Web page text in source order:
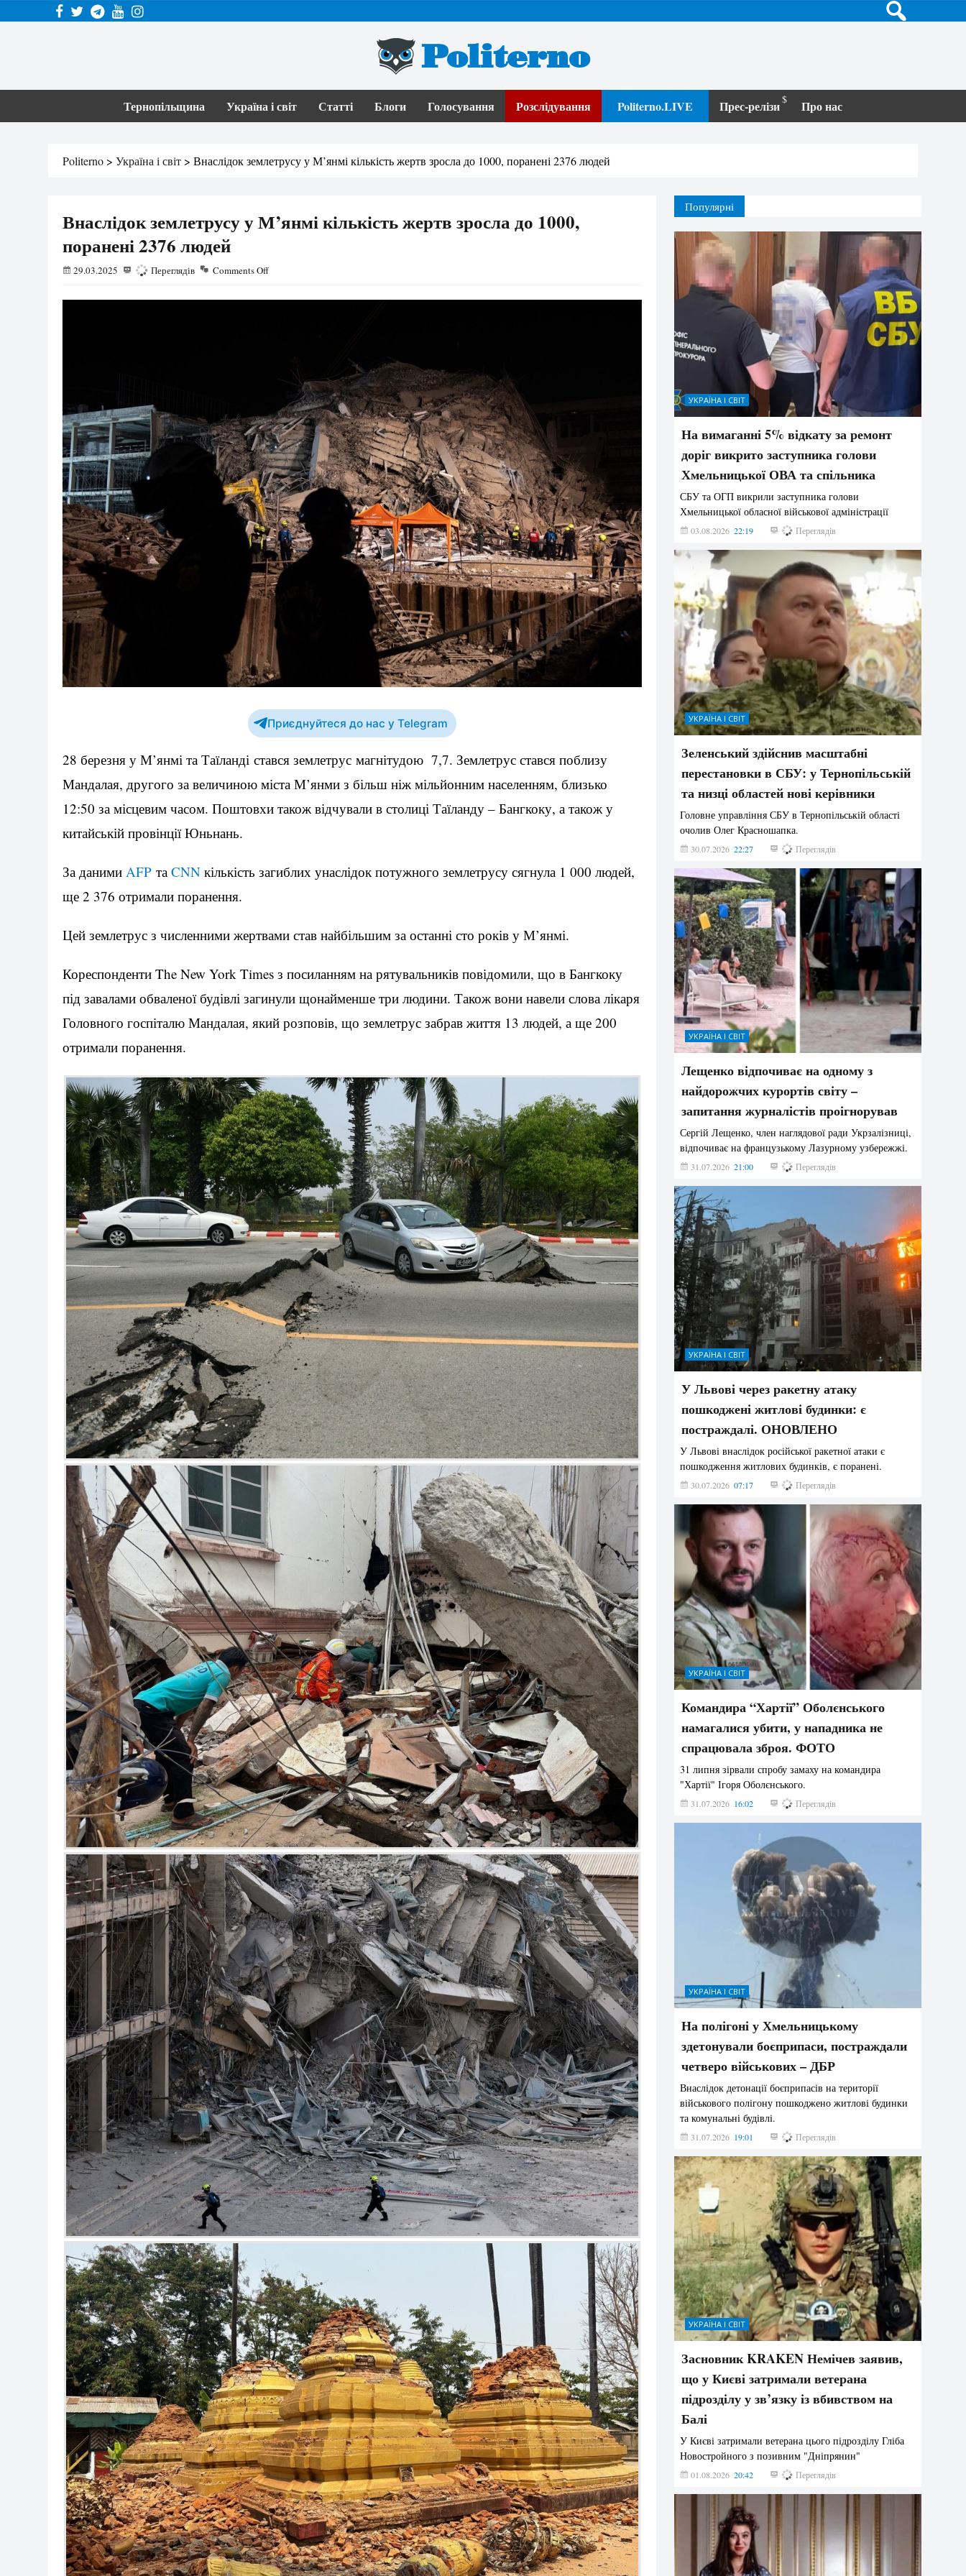
Politerno
Тернопільщина Україна і світ Статті Блоги Голосування Розслідування Politerno.LIVE Прес-релізи Про нас
Politerno > Україна і світ > Внаслідок землетрусу у М’янмі кількість жертв зросла до 1000, поранені 2376 людей
Внаслідок землетрусу у М’янмі кількість жертв зросла до 1000,
поранені 2376 людей
29.03.2025 865 Переглядів Comments Off
Приєднуйтеся до нас у Telegram
28 березня у М’янмі та Таїланді стався землетрус магнітудою 7,7. Землетрус стався поблизу
Мандалая, другого за величиною міста М’янми з більш ніж мільйонним населенням, близько
12:50 за місцевим часом. Поштовхи також відчували в столиці Таїланду – Бангкоку, а також у
китайській провінції Юньнань.
За даними AFP та CNN кількість загиблих унаслідок потужного землетрусу сягнула 1 000 людей,
ще 2 376 отримали поранення.
Цей землетрус з численними жертвами став найбільшим за останні сто років у М’янмі.
Кореспонденти The New York Times з посиланням на рятувальників повідомили, що в Бангкоку
під завалами обваленої будівлі загинули щонайменше три людини. Також вони навели слова лікаря
Головного госпіталю Мандалая, який розповів, що землетрус забрав життя 13 людей, а ще 200
отримали поранення.
Популярні
УКРАЇНА І СВІТ
На вимаганні 5% відкату за ремонт
доріг викрито заступника голови
Хмельницької ОВА та спільника
СБУ та ОГП викрили заступника голови
Хмельницької обласної військової адміністрації
03.08.2026 22:19 828 Переглядів
УКРАЇНА І СВІТ
Зеленський здійснив масштабні
перестановки в СБУ: у Тернопільській
та низці областей нові керівники
Головне управління СБУ в Тернопільській області
очолив Олег Красношапка.
30.07.2026 22:27 615 Переглядів
УКРАЇНА І СВІТ
Лещенко відпочиває на одному з
найдорожчих курортів світу –
запитання журналістів проігнорував
Сергій Лещенко, член наглядової ради Укрзалізниці,
відпочиває на французькому Лазурному узбережжі.
31.07.2026 21:00 193 Переглядів
УКРАЇНА І СВІТ
У Львові через ракетну атаку
пошкоджені житлові будинки: є
постраждалі. ОНОВЛЕНО
У Львові внаслідок російської ракетної атаки є
пошкодження житлових будинків, є поранені.
30.07.2026 07:17 179 Переглядів
УКРАЇНА І СВІТ
Командира “Хартії” Оболєнського
намагалися убити, у нападника не
спрацювала зброя. ФОТО
31 липня зірвали спробу замаху на командира
"Хартії" Ігоря Оболєнського.
31.07.2026 16:02 178 Переглядів
УКРАЇНА І СВІТ
На полігоні у Хмельницькому
здетонували боєприпаси, постраждали
четверо військових – ДБР
Внаслідок детонації боєприпасів на території
військового полігону пошкоджено житлові будинки
та комунальні будівлі.
31.07.2026 19:01 175 Переглядів
УКРАЇНА І СВІТ
Засновник KRAKEN Немічев заявив,
що у Києві затримали ветерана
підрозділу у зв’язку із вбивством на
Балі
У Києві затримали ветерана цього підрозділу Гліба
Новостройного з позивним "Дніпрянин"
01.08.2026 20:42 166 Переглядів